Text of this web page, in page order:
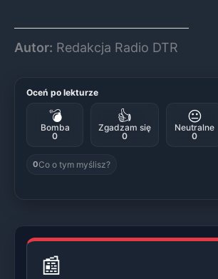
Autor: Redakcja Radio DTR
Oceń po lekturze
💣
Bomba
0
👍
Zgadzam się
0
😐
Neutralne
0
0Co o tym myślisz?
📰